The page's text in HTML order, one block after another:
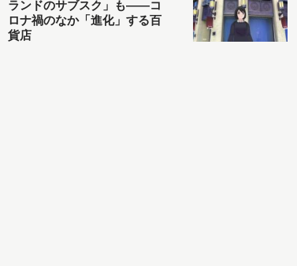
ランドのサブスク」も――コ
ロナ禍のなか「進化」する百
貨店